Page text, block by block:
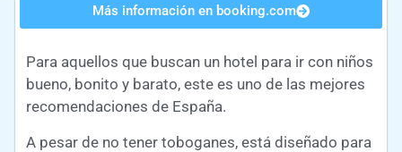
Más información en booking.com
Para aquellos que buscan un hotel para ir con niños
bueno, bonito y barato, este es uno de las mejores
recomendaciones de España.
A pesar de no tener toboganes, está diseñado para